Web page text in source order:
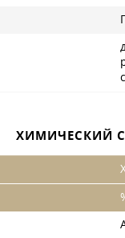
ХИМИЧЕСКИЙ